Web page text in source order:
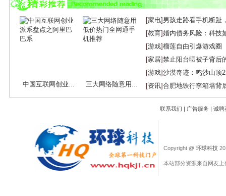
中国互联网创业... 三大网络随意用...
[家电] 男孩走路看手机断趾
[教育]婚内债务风险：科技
[游戏]榴莲自由引爆游戏圈
[家居]禁止阳台晒被子背后
[游戏]沙漠奇迹：鸣沙山顶
[资讯]合肥地铁行李箱墙背
联系我们 | 广告服务 | 诚聘
Copyright @ 环球科技
本站部分资源来自网友